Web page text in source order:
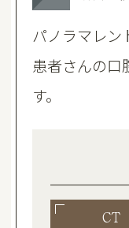
パノラマレン
患者さんの口
す。
CT